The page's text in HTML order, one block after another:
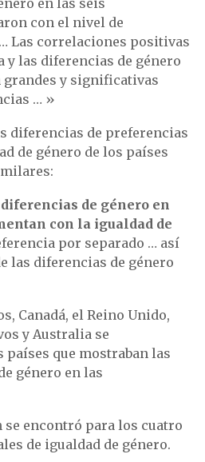
con el nivel de
Las correlaciones positivas
y las diferencias de género
grandes y significativas
… »
diferencias de preferencias
de género de los países
de género en
con la igualdad de
por separado … así
las diferencias de género
Canadá, el Reino Unido,
y Australia se
que mostraban las
género en las
encontró para los cuatro
de igualdad de género.